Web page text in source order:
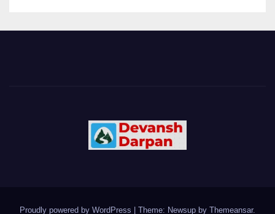
Proudly powered by WordPress Theme: Newsup by Themeansar.